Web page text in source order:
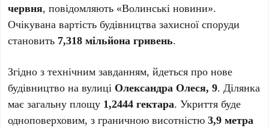
червня, повідомляють «Волинські новини».
Очікувана вартість будівництва захисної споруди
становить 7,318 мільйона гривень.
Згідно з технічним завданням, йдеться про нове
будівництво на вулиці Олександра Олеся, 9. Ділянка
має загальну площу 1,2444 гектара. Укриття буде
одноповерховим, з граничною висотністю3,9 метра